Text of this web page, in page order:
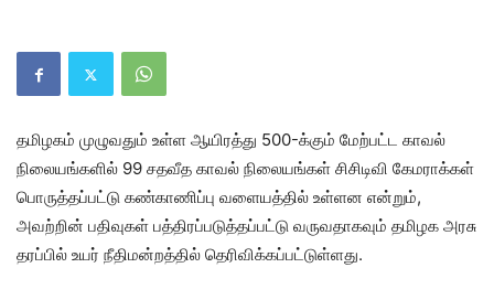
தமிழகம் முழுவதும் உள்ள ஆயிரத்து 500-க்கும் மேற்பட்ட காவல்
நிலையங்களில் 99 சதவீத காவல் நிலையங்கள் சிசிடிவி கேமராக்கள்
பொருத்தப்பட்டு கண்காணிப்பு வளையத்தில் உள்ளன என்றும்,
அவற்றின் பதிவுகள் பத்திரப்படுத்தப்பட்டு வருவதாகவும் தமிழக அரசு
தரப்பில் உயர் நீதிமன்றத்தில் தெரிவிக்கப்பட்டுள்ளது.